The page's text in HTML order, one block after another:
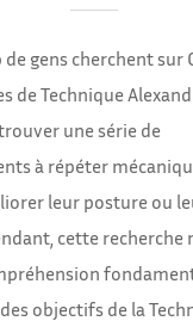
de gens cherchent sur
de Technique
une série de
à répéter
leur posture ou
cette recherche
objectifs de la